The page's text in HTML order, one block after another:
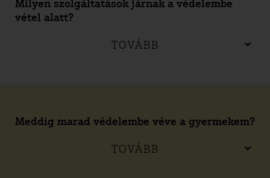
Milyen szolgáltatások járnak a védelembe
vétel alatt?
TOVÁBB
Meddig marad védelembe véve a gyermekem?
TOVÁBB